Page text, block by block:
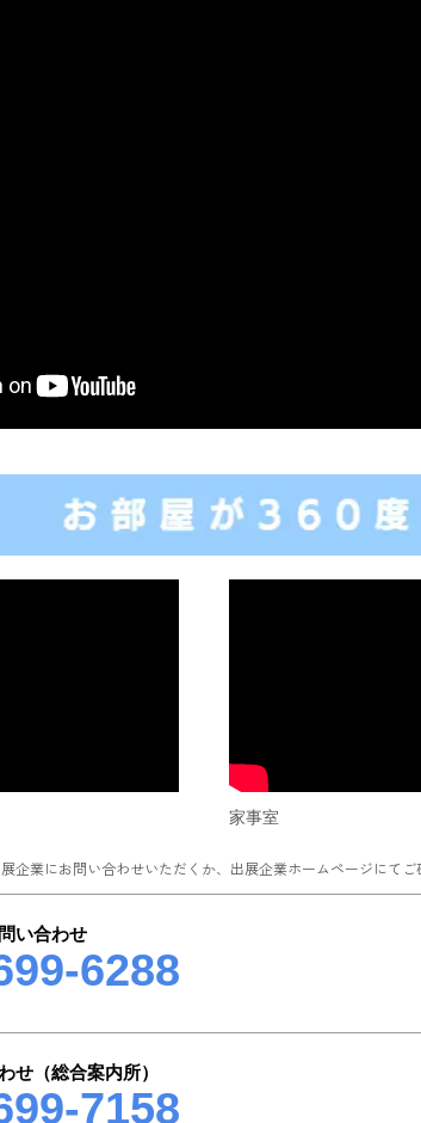
家事室
企業にお問い合わせいただくか、出展企業ホームページにてご
い合わせ
6288
せ（総合案内所）
7158